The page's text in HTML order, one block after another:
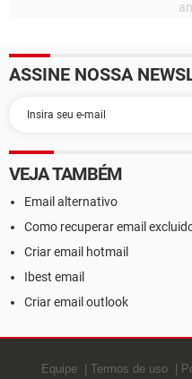
ASSINE NOSSA
VEJA TAMBÉM
Email alternativo
Como recuperar email
Criar email hotmail
Ibest email
Criar email outlook
Equipe Termos de uso